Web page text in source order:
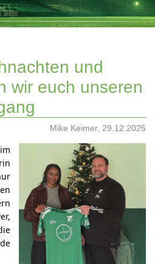
und
wir euch unseren
Mike Keimer, 29.12.2025